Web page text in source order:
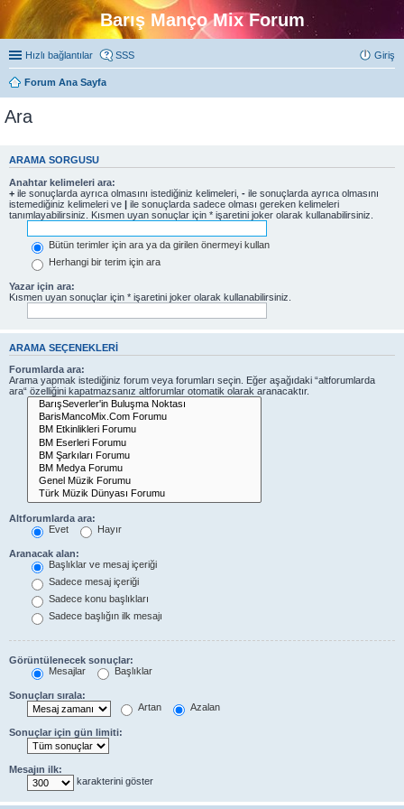
Barış Manço Mix Forum
Hızlı bağlantılar SSS Giriş
Forum Ana Sayfa
Ara
ARAMA SORGUSU
Anahtar kelimeleri ara:
+ ile sonuçlarda ayrıca olmasını istediğiniz kelimeleri, - ile sonuçlarda ayrıca olmasını
istemediğiniz kelimeleri ve | ile sonuçlarda sadece olması gereken kelimeleri
tanımlayabilirsiniz. Kısmen uyan sonuçlar için * işaretini joker olarak kullanabilirsiniz.
Bütün terimler için ara ya da girilen önermeyi kullan
Herhangi bir terim için ara
Yazar için ara:
Kısmen uyan sonuçlar için * işaretini joker olarak kullanabilirsiniz.
ARAMA SEÇENEKLERI
Forumlarda ara:
Arama yapmak istediğiniz forum veya forumları seçin. Eğer aşağıdaki “altforumlarda
ara“ özelliğini kapatmazsanız altforumlar otomatik olarak aranacaktır.
Altforumlarda ara:
Evet
Hayır
Aranacak alan:
Başlıklar ve mesaj içeriği
Sadece mesaj içeriği
Sadece konu başlıkları
Sadece başlığın ilk mesajı
Görüntülenecek sonuçlar:
Mesajlar
Başlıklar
Sonuçları sırala:
Artan
Azalan
Sonuçlar için gün limiti:
Mesajın ilk:
karakterini göster